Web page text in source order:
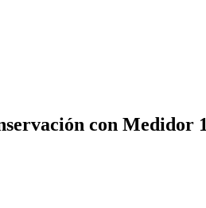
con Medidor